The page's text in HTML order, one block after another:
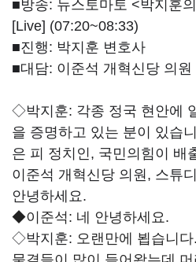
■방송: 뉴스토마토 <박지훈
[Live] (07:20~08:33)
■진행: 박지훈 변호사
■대담: 이준석 개혁신당 의원
◇박지훈: 각종 정국 현안에
을 증명하고 있는 분이 있습
은 피 정치인, 국민의힘이 배
이준석 개혁신당 의원, 스튜
안녕하세요.
◆이준석: 네 안녕하세요.
◇박지훈: 오랜만에 뵙습니